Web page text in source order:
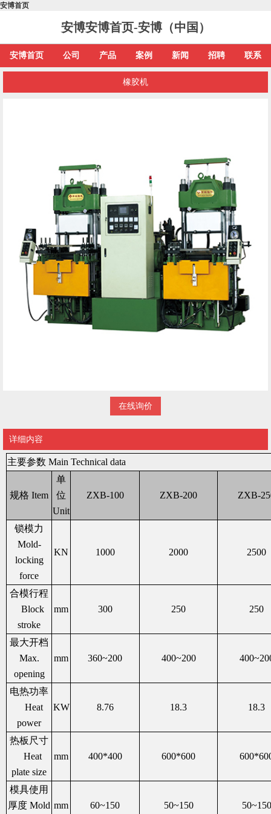
安博首页
安博安博首页-安博（中国）
安博首页 公司 产品 案例 新闻 招聘 联系
橡胶机
在线询价
详细内容
主要参数 Main Technical data
规格 Item
单
位
Unit
ZXB-100 ZXB-200 ZXB-
锁模力
Mold-
locking
force
KN 1000 2000 2500
合模行程
Block
stroke
mm 300 250 250
最大开档
Max.
opening
mm 360~200 400~200
电热功率
Heat
power
KW 8.76 18.3 18.3
热板尺寸
Heat
plate size
mm 400*400 600*600
模具使用
厚度 Mold mm 60~150 50~150 50~150